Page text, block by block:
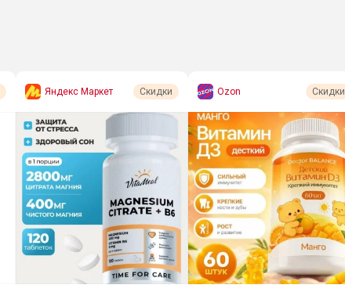
Яндекс Маркет Скидки Ozon Скидки